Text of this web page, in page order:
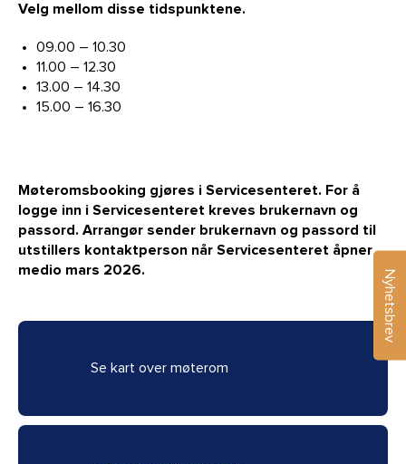
Velg mellom disse tidspunktene.
09.00 – 10.30
11.00 – 12.30
13.00 – 14.30
15.00 – 16.30
Møteromsbooking gjøres i Servicesenteret. For å
logge inn i Servicesenteret kreves brukernavn og
passord. Arrangør sender brukernavn og passord til
utstillers kontaktperson når Servicesenteret åpner
medio mars 2026.
Se kart over møterom
Nyhetsbrev